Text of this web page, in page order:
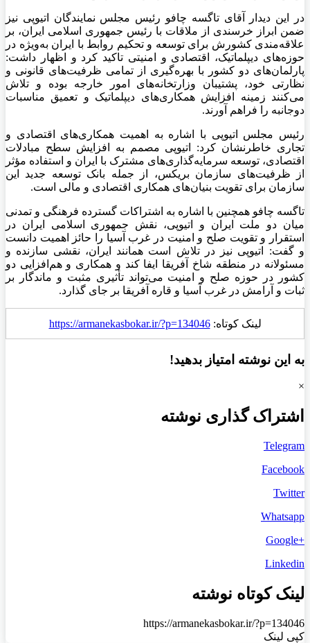
در این دیدار آقایتاگسه چافو رئیس مجلس نمایندگان اتیوپی نیز
ضمن ابراز خرسندی از ملاقات با رئیس جمهوری اسلامی ایران، بر
علاقه‌مندی کشورش برای توسعه و تحکیم روابط با ایران به‌ویژه در
حوزه‌های دیپلماتیک، اقتصادی و امنیتی تاکید کرد و اظهار داشت:
پارلمان‌های دو کشور با بهره‌گیری از تمامی ظرفیت‌های قانونی و
نظارتی خود، پشتیبان وزارتخانه‌های امور خارجه بوده و تلاش
می‌کنند زمینه افزایش همکاری‌های دیپلماتیک و تعمیق مناسبات
دوجانبه را فراهم آورند.
رئیس مجلس اتیوپی با اشاره به اهمیت همکاری‌های اقتصادی و
تجاری خاطرنشان کرد: اتیوپی مصمم به افزایش سطح مبادلات
اقتصادی، توسعه سرمایه‌گذاری‌های مشترک با ایران و استفاده مؤثر
از ظرفیت‌های سازمان بریکس، از جمله بانک توسعه جدید این
سازمان برای تقویت بنیان‌های همکاری اقتصادی و مالی است.
تاگسه چافو همچنین با اشاره به اشتراکات گسترده فرهنگی و تمدنی
میان دو ملت ایران و اتیوپی، نقش جمهوری اسلامی ایران در
استقرار و تقویت صلح و امنیت در غرب آسیا را حائز اهمیت دانست
و گفت: اتیوپی نیز در تلاش است همانند ایران، نقشی سازنده و
مسئولانه در منطقه شاخ آفریقا ایفا کند و همکاری و هم‌افزایی دو
کشور در حوزه صلح و امنیت می‌تواند تأثیری مثبت و ماندگار بر
ثبات و آرامش در غرب آسیا و قاره آفریقا بر جای گذارد.
لینک کوتاه:https://armanekasbokar.ir/?p=134046
به این نوشته امتیاز بدهید!
×
اشتراک گذاری نوشته
Telegram
Facebook
Twitter
Whatsapp
+Google
Linkedin
لینک کوتاه نوشته
https://armanekasbokar.ir/?p=134046
کپی لینک